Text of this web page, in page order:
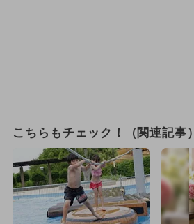
こちらもチェック！（関連記事）